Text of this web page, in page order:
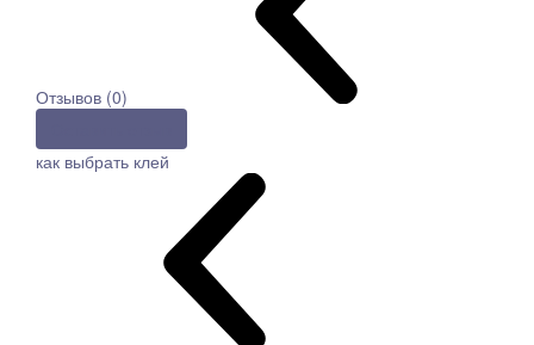
Отзывов (0)
как выбрать клей